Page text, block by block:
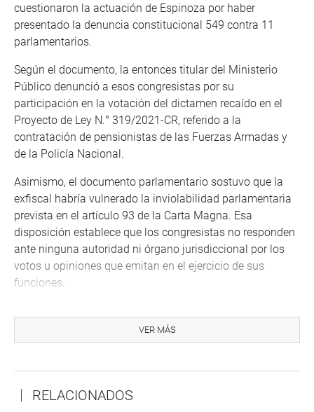
cuestionaron la actuación de Espinoza por haber
presentado la denuncia constitucional 549 contra 11
parlamentarios.
Según el documento, la entonces titular del Ministerio
Público denunció a esos congresistas por su
participación en la votación del dictamen recaído en el
Proyecto de Ley N.° 319/2021-CR, referido a la
contratación de pensionistas de las Fuerzas Armadas y
de la Policía Nacional.
Asimismo, el documento parlamentario sostuvo que la
exfiscal habría vulnerado la inviolabilidad parlamentaria
prevista en el artículo 93 de la Carta Magna. Esa
disposición establece que los congresistas no responden
ante ninguna autoridad ni órgano jurisdiccional por los
votos u opiniones que emitan en el ejercicio de sus
funciones.
atribuida a Espinoza habría excedido los límites del poder
estatal establecidos en el artículo 45 de la Constitución.
las resoluciones, contemplados en el artículo 139.
VER MÁS
RELACIONADOS